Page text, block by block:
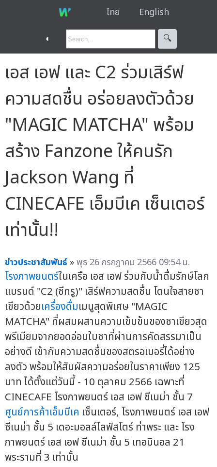
ไทย English
◐ 🔍︎
เอส เอฟ และ C2 ร่วมเสิร์ฟ
ความสดชื่น อร่อยลงตัวด้วย
"MAGIC MATCHA" พร้อม
สร้าง Fanzone ให้คนรัก
Jackson Wang ที่
CINECAFE เอ็มบีเค เซ็นเตอร์
เท่านั้น!!
ข่าวประชาสัมพันธ์ »พุธ 26 กรกฎาคม 2566 09:54 น.
โรงภาพยนตร์ในเครือ เอส เอฟ ร่วมกับน้ำดื่มรักษ์โลก
แบรนด์ "C2 (ซีทรู)" เสิร์ฟความสดชื่น โดนใจสายชา
เขียวด้วยเครื่องดื่มเมนูสุดพิเศษ "MAGIC
MATCHA" ที่ผสมผสานความเข้มข้นของชาเขียวสุด
พรีเมียมจากยอดอ่อนใบชาที่ผ่านการคัดสรรมาเป็น
อย่างดี เข้ากับความสดชื่นของสตรอเบอรี่ได้อย่าง
ลงตัว พร้อมให้สัมผัสความอร่อยในราคาเพียง 125
บาท ได้ตั้งแต่วันนี้ - 10 ตุลาคม 2566 เฉพาะที่
CINECAFE โรงภาพยนตร์ เอส เอฟ ซีเนม่า ชั้น 7
ศูนย์การค้าเอ็มบีเค เซ็นเตอร์, โรงภาพยนตร์ เอส เอฟ
ซีเนม่า ชั้น 5 เดอะมอลล์ไลฟ์สโตร์ ท่าพระ และ โรง
ภาพยนตร์ เอส เอฟ ซีเนม่า ชั้น 5 เทอมินอล 21
พระรามที่ 3 เท่านั้น